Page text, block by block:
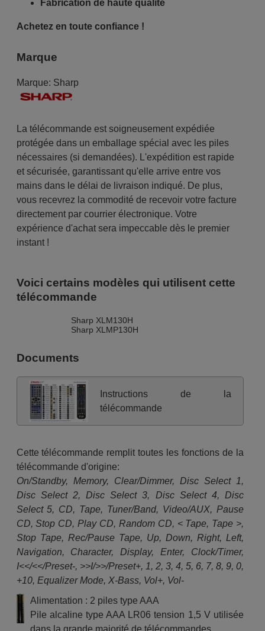
Fabrication de haute qualité
Achetez en toute confiance !
Marque
Marque: Sharp
La télécommande est soigneusement expédiée
protégée dans un emballage spécial avec les piles
nécessaires (si demandées). L'expédition est rapide
et sécurisée, garantissant qu'elle arrive entre vos
mains dans le délai de livraison indiqué. De plus,
vous recevrez la commodité de recevoir votre facture
directement par courrier électronique. Votre
expérience d'achat sera impeccable dès le premier
instant !
Voici certains modèles qui utilisent cette
télécommande
Sharp XLM130H
Sharp XLMP130H
Documents
Instructions de la
télécommande
Cette télécommande remplit toutes les fonctions de la
télécommande d'origine:
On/Standby, Memory, Clear/Dimmer, Disc Select 1,
Disc Select 2, Disc Select 3, Disc Select 4, Disc
Select 5, CD, Tape, Tuner/Band, Video/AUX, Pause
CD, Stop CD, Play CD, Random CD, < Tape, Tape >,
Stop Tape, Rec/Pause Tape, Up, Down, Right, Left,
Navigation, Character, Display, Enter, Clock/Timer,
I<</<</Preset-, >>I/>>/Preset+, 1, 2, 3, 4, 5, 6, 7, 8, 9, 0,
+10, Equalizer Mode, X-Bass, Vol+, Vol-
Alimentation : 2 piles type AAA
Pile alcaline type AAA LR06 tension 1,5 V utilisée
dans la grande majorité de télécommandes.